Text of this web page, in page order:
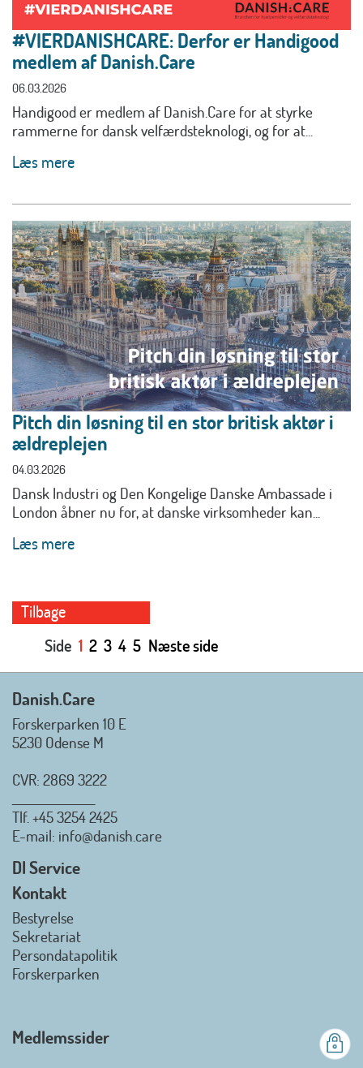
#VIERDANISHCARE: Derfor er Handigood
medlem af Danish.Care
06.03.2026
Handigood er medlem af Danish.Care for at styrke
rammerne for dansk velfærdsteknologi, og for at...
Læs mere
Pitch din løsning til en stor britisk aktør i
ældreplejen
04.03.2026
Dansk Industri og Den Kongelige Danske Ambassade i
London åbner nu for, at danske virksomheder kan...
Læs mere
Tilbage
Side 1 2 3 4 5 Næste side
Danish.Care
Forskerparken 10 E
5230 Odense M
CVR: 2869 3222
Tlf.+45 3254 2425
E-mail: info@danish.care
DI Service
Kontakt
Bestyrelse
Sekretariat
Persondatapolitik
Forskerparken
Medlemssider